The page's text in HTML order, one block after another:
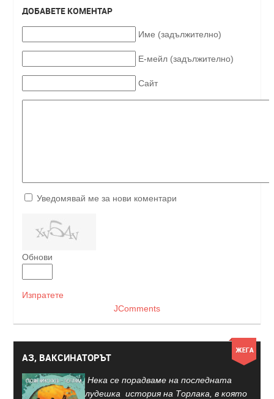
ДОБАВЕТЕ КОМЕНТАР
Име (задължително)
Е-мейл (задължително)
Сайт
Уведомявай ме за нови коментари
Обнови
Изпратете
JComments
АЗ, ВАКСИНАТОРЪТ
Нека се порадваме на последната
лудешка история на Торлака, в която